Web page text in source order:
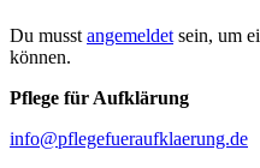
Du musst angemeldet sein, um
können.
Pflege für Aufklärung
info@pflegefueraufklaerung.de